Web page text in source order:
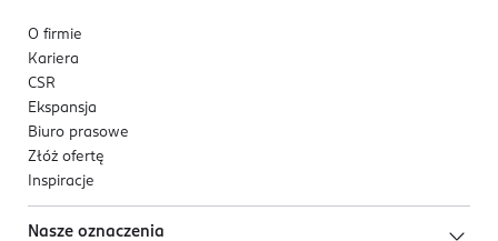
O firmie
Kariera
CSR
Ekspansja
Biuro prasowe
Złóż ofertę
Inspiracje
Nasze oznaczenia